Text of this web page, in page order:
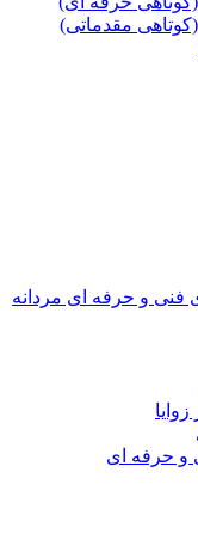
فنی و حرفه ای مردانه
و حرفه ای